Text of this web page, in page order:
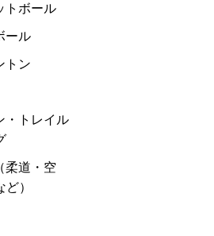
トボール
ール
トン
・トレイル
柔道・空
）